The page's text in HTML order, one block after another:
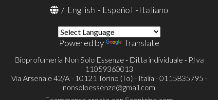
/ English - Español - Italiano
Powered by Translate
Bioprofumeria Non Solo Essenze - Ditta individuale - P.Iva
11059360013
Via Arsenale 42/A - 10121 Torino (To) - Italia - 0115835795 -
nonsoloessenze@gmail.com